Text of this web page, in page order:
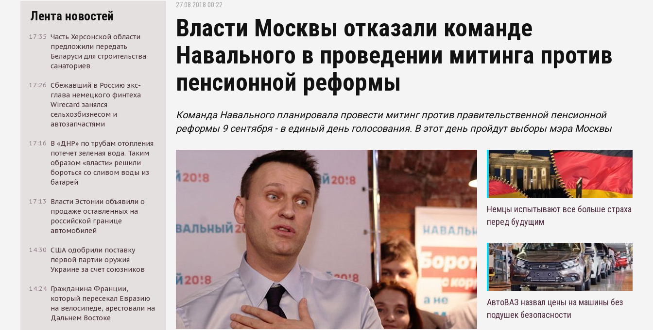
Лента новостей
17:35 Часть Херсонской области
предложили передать
Беларуси для строительства
санаториев
17:26 Сбежавший в Россию экс-
глава немецкого финтеха
Wirecard занялся
сельхозбизнесом и
автозапчастями
17:16 В «ДНР» по трубам отопления
потечет зеленая вода. Таким
образом «власти» решили
бороться со сливом воды из
батарей
17:13
Власти Эстонии объявили о
продаже оставленных на
российской границе
автомобилей
14:30 США одобрили поставку
первой партии оружия
Украине за счет союзников
14:24 Гражданина Франции,
который пересекал Евразию
на велосипеде, арестовали на
Дальнем Востоке
27.08.2018 00:22
Власти Москвы отказали команде
Навального в проведении митинга против
пенсионной реформы
Команда Навального планировала провести митинг против правительственной пенсионной
реформы 9 сентября - в единый день голосования. В этот день пройдут выборы мэра Москвы
Немцы испытывают все больше страха
перед будущим
АвтоВАЗ назвал цены на машины без
подушек безопасности